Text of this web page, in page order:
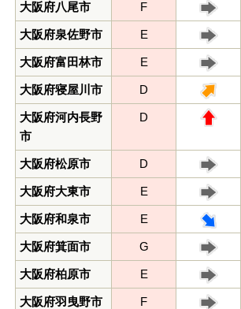
大阪府八尾市 F
大阪府泉佐野市 E
大阪府富田林市 E
大阪府寝屋川市 D
大阪府河内長野
市
D
大阪府松原市 D
大阪府大東市 E
大阪府和泉市 E
大阪府箕面市 G
大阪府柏原市 E
大阪府羽曳野市 F